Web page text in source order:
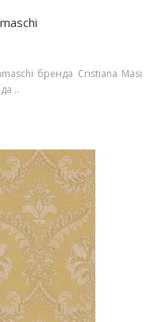
бренда Cristiana Masi
..